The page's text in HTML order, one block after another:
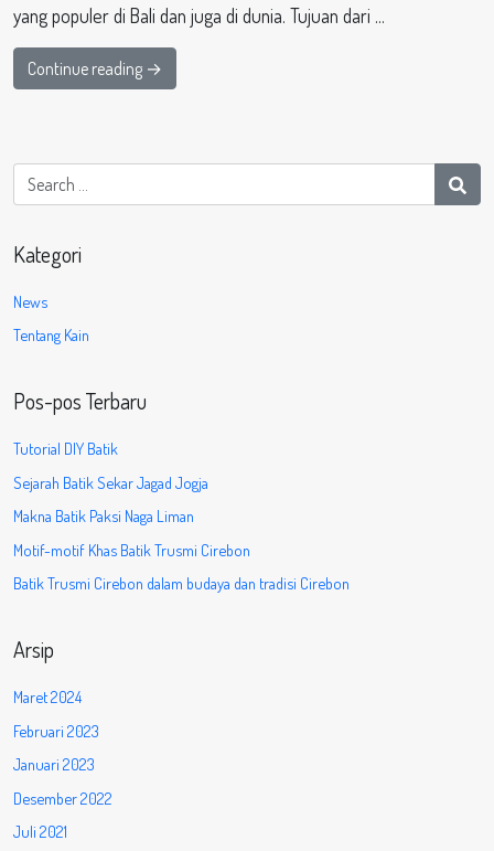
yang populer di Bali dan juga di dunia. Tujuan dari …
Continue reading →
Kategori
News
Tentang Kain
Pos-pos Terbaru
Tutorial DIY Batik
Sejarah Batik Sekar Jagad Jogja
Makna Batik Paksi Naga Liman
Motif-motif Khas Batik Trusmi Cirebon
Batik Trusmi Cirebon dalam budaya dan tradisi Cirebon
Arsip
Maret 2024
Februari 2023
Januari 2023
Desember 2022
Juli 2021